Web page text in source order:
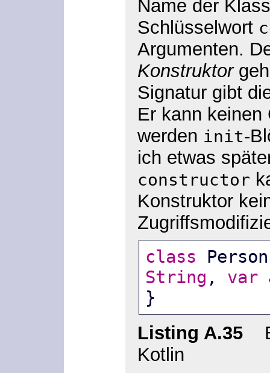
Name der
Schlüsselwort
Argumenten.
Konstruktor
Signatur gibt
Er kann
werden init-
ich etwas
constructor
Konstruktor
class
String , var
}
Listing A.35
Kotlin